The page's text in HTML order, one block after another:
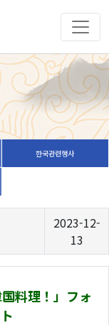
한국관련행사
2023-12-
13
料理！」フォ